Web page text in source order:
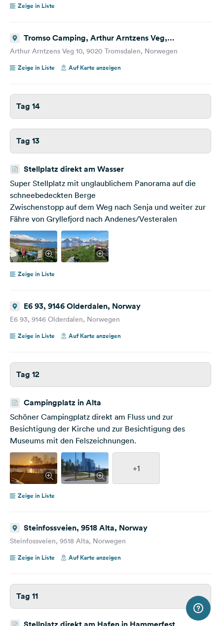
Zeige in Liste
Tromso Camping, Arthur Arntzens Veg,
Tromsdalen, Norway
Arthur Arntzens Veg 10, 9020 Tromsdalen, Norwegen
Zeige in Liste
Auf Karte anzeigen
Tag 14
Tag 13
Stellplatz direkt am Wasser
Super Stellplatz mit unglaublichem Panorama auf die
schneebedeckten Berge
Zwischenstopp auf dem Weg nach Senja und weiter zur
Fähre von Gryllefjord nach Andenes/Vesteralen
Zeige in Liste
E6 93, 9146 Olderdalen, Norway
E6 93, 9146 Olderdalen, Norwegen
Zeige in Liste
Auf Karte anzeigen
Tag 12
Campingplatz in Alta
Schöner Campingplatz direkt am Fluss und zur
Besichtigung der Kirche und zur Besichtigung des
Museums mit den Felszeichnungen.
+1
Zeige in Liste
Steinfossveien, 9518 Alta, Norway
Steinfossveien, 9518 Alta, Norwegen
Zeige in Liste
Auf Karte anzeigen
Tag 11